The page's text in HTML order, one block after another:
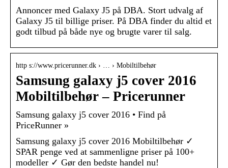
Annoncer med Galaxy J5 på DBA. Stort udvalg af
Galaxy J5 til billige priser. På DBA finder du altid et
godt tilbud på både nye og brugte varer til salg.
http s://www.pricerunner.dk › … › Mobiltilbehør
Samsung galaxy j5 cover 2016
Mobiltilbehør – Pricerunner
Samsung galaxy j5 cover 2016 • Find på
PriceRunner »
Samsung galaxy j5 cover 2016 Mobiltilbehør ✓
SPAR penge ved at sammenligne priser på 100+
modeller ✓ Gør den bedste handel nu!